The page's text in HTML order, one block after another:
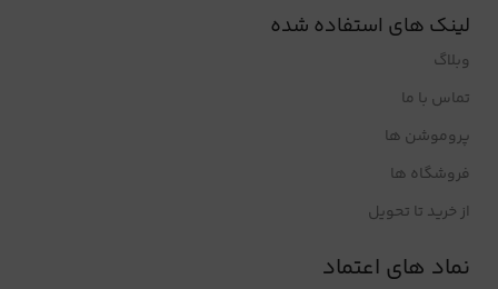
لینک های استفاده شده
وبلاگ
تماس با ما
پروموشن ها
فروشگاه ها
از خرید تا تحویل
نماد های اعتماد